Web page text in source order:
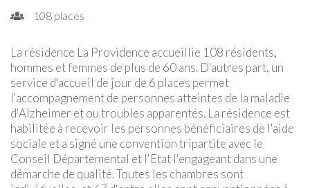
108 places
La résidence La Providence accueillie 108 résidents,
hommes et femmes de plus de 60 ans. D'autres part, un
service d'accueil de jour de 6 places permet
l'accompagnement de personnes atteintes de la maladie
d'Alzheimer et ou troubles apparentés. La résidence est
habilitée à recevoir les personnes bénéficiaires de l'aide
sociale et a signé une convention tripartite avec le
Conseil Départemental et l'Etat l'engageant dans une
démarche de qualité. Toutes les chambres sont